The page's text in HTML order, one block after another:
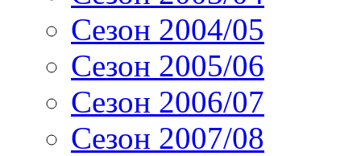
Сезон 2004/05
Сезон 2005/06
Сезон 2006/07
Сезон 2007/08